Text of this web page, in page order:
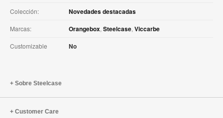
Colección: Novedades destacadas
Marcas: Orangebox, Steelcase, Viccarbe
Customizable No
Sobre Steelcase
Customer Care